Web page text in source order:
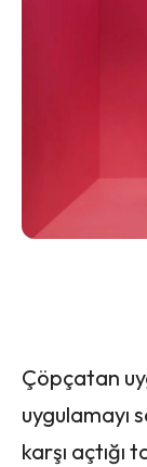
Çöpçatan
uygulamayı
karşı açtığı